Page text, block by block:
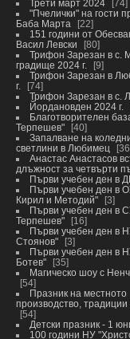
Трети март 2024
74
"Пчелички" на гости
Баба Марта
22
151 години от
Васил Левски
80
Трифон Зарезан в с.
градище 2024 г.
9
Трифон Зарезан в
г.
74
Трифон Зарезан в с.
Йордановден 2024 г.
Благотворителен
Терпешев"
40
Запалване на
светлини в Любимец
36
Анастас Анастасов
длъжност за четвърти
Първи учебен ден в
Първи учебен ден в
Кирил и Методий"
3
Първи учебен ден в
Терпешев"
16
Първи учебен ден в
Стоянов"
3
Първи учебен ден в
Ботев"
35
Магическо шоу с
54
Празник на местното
производство, традиции
54
Детски празник - 1
100 години НУ